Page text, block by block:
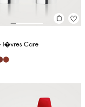
l�vres Care